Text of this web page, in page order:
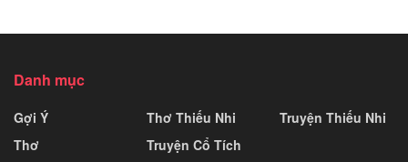
Danh mục
Gợi Ý
Thơ
Thơ Thiếu Nhi
Truyện Cổ Tích
Truyện Thiếu Nhi